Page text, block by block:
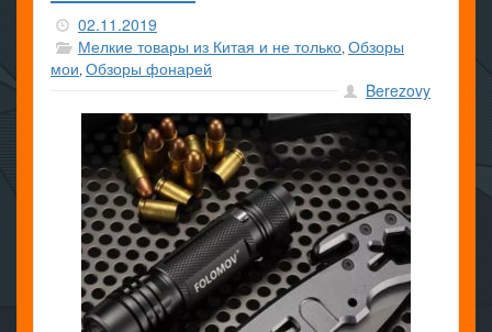
02.11.2019
Мелкие товары из Китая и не только, Обзоры
мои, Обзоры фонарей
Berezovy